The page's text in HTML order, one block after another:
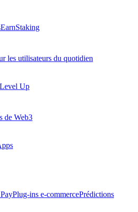
EarnStaking
les utilisateurs du quotidien
Level Up
de Web3
Plug-ins e-commercePrédictions